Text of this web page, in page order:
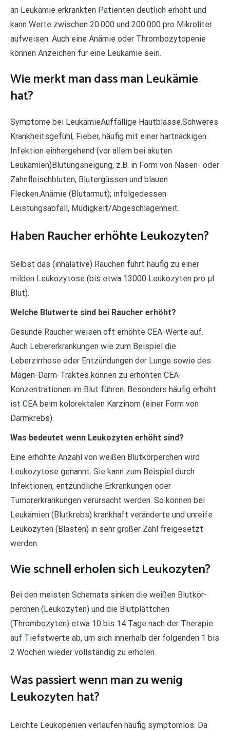
an Leukämie erkrankten Patienten deutlich erhöht und
kann Werte zwischen 20.000 und 200.000 pro Mikroliter
aufweisen. Auch eine Anämie oder Thrombozytopenie
können Anzeichen für eine Leukämie sein.
Wie merkt man dass man Leukämie
hat?
Symptome bei LeukämieAuffällige Hautblässe.Schweres
Krankheitsgefühl, Fieber, häufig mit einer hartnäckigen
Infektion einhergehend (vor allem bei akuten
Leukämien)Blutungsneigung, z.B. in Form von Nasen- oder
Zahnfleischbluten, Blutergüssen und blauen
Flecken.Anämie (Blutarmut); infolgedessen
Leistungsabfall, Müdigkeit/Abgeschlagenheit.
Haben Raucher erhöhte Leukozyten?
Selbst das (inhalative) Rauchen führt häufig zu einer
milden Leukozytose (bis etwa 13000 Leukozyten pro µl
Blut).
Welche Blutwerte sind bei Raucher erhöht?
Gesunde Raucher weisen oft erhöhte CEA-Werte auf.
Auch Lebererkrankungen wie zum Beispiel die
Leberzirrhose oder Entzündungen der Lunge sowie des
Magen-Darm-Traktes können zu erhöhten CEA-
Konzentrationen im Blut führen. Besonders häufig erhöht
ist CEA beim kolorektalen Karzinom (einer Form von
Darmkrebs).
Was bedeutet wenn Leukozyten erhöht sind?
Eine erhöhte Anzahl von weißen Blutkörperchen wird
Leukozytose genannt. Sie kann zum Beispiel durch
Infektionen, entzündliche Erkrankungen oder
Tumorerkrankungen verursacht werden. So können bei
Leukämien (Blutkrebs) krankhaft veränderte und unreife
Leukozyten (Blasten) in sehr großer Zahl freigesetzt
werden.
Wie schnell erholen sich Leukozyten?
Bei den meisten Schemata sinken die weißen Blutkör-
perchen (Leukozyten) und die Blutplättchen
(Thrombozyten) etwa 10 bis 14 Tage nach der Therapie
auf Tiefstwerte ab, um sich innerhalb der folgenden 1 bis
2 Wochen wieder vollständig zu erholen.
Was passiert wenn man zu wenig
Leukozyten hat?
Leichte Leukopenien verlaufen häufig symptomlos. Da